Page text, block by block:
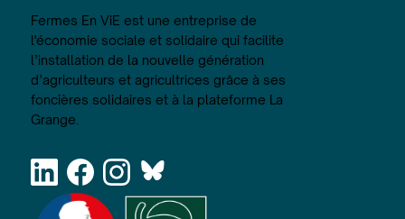
Fermes En ViE est une entreprise de
l'économie sociale et solidaire qui facilite
l’installation de la nouvelle génération
d’agriculteurs et agricultrices grâce à ses
foncières solidaires et à la plateforme La
Grange.